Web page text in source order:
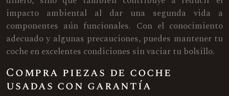
impacto ambiental al dar una segunda vida a
componentes aún funcionales. Con el conocimiento
adecuado y algunas precauciones, puedes mantener tu
coche en excelentes condiciones sin vaciar tu bolsillo.
Compra piezas de coche
usadas con garantía